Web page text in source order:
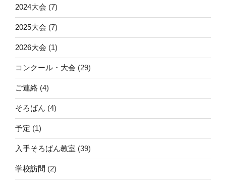
2024大会 (7)
2025大会 (7)
2026大会 (1)
コンクール・大会 (29)
ご連絡 (4)
そろばん (4)
予定 (1)
入手そろばん教室 (39)
学校訪問 (2)